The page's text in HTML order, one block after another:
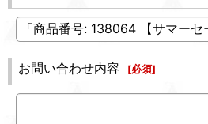
お問い合わせ内容 [必須]